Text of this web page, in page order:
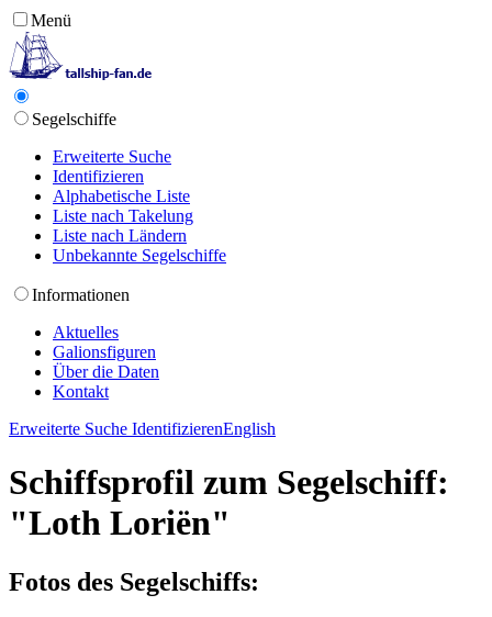
Menü
Segelschiffe
Erweiterte Suche
Identifizieren
Alphabetische Liste
Liste nach Takelung
Liste nach Ländern
Unbekannte Segelschiffe
Informationen
Aktuelles
Galionsfiguren
Über die Daten
Kontakt
Erweiterte Suche IdentifizierenEnglish
Schiffsprofil zum Segelschiff:
"Loth Loriën"
Fotos des Segelschiffs: